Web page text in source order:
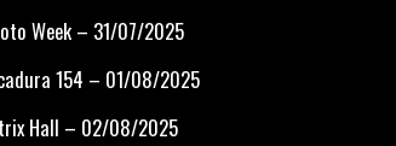
Week – 31/07/2025
154 – 01/08/2025
Hall – 02/08/2025